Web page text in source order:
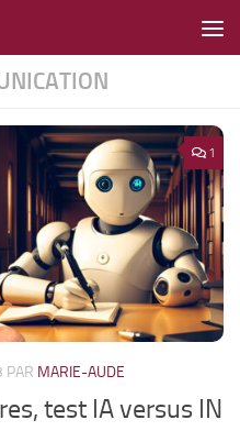
1
PAR MARIE-AUDE
test IA versus IN